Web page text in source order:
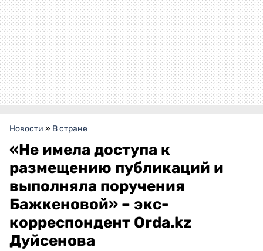
Новости » В стране
«Не имела доступа к
размещению публикаций и
выполняла поручения
Бажкеновой» – экс-
корреспондент Orda.kz
Дуйсенова